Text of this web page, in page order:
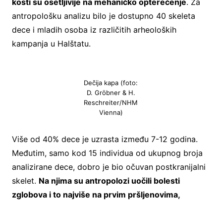
antropološku analizu bilo je dostupno 40 skeleta
dece i mladih osoba iz različitih arheoloških
kampanja u Halštatu.
Dečija kapa (foto:
D. Gröbner & H.
Reschreiter/NHM
Vienna)
Više od 40% dece je uzrasta između 7-12 godina.
Međutim, samo kod 15 individua od ukupnog broja
analizirane dece, dobro je bio očuvan postkranijalni
skelet. Na njima su antropolozi uočili bolesti
zglobova i to najviše na prvim pršljenovima,